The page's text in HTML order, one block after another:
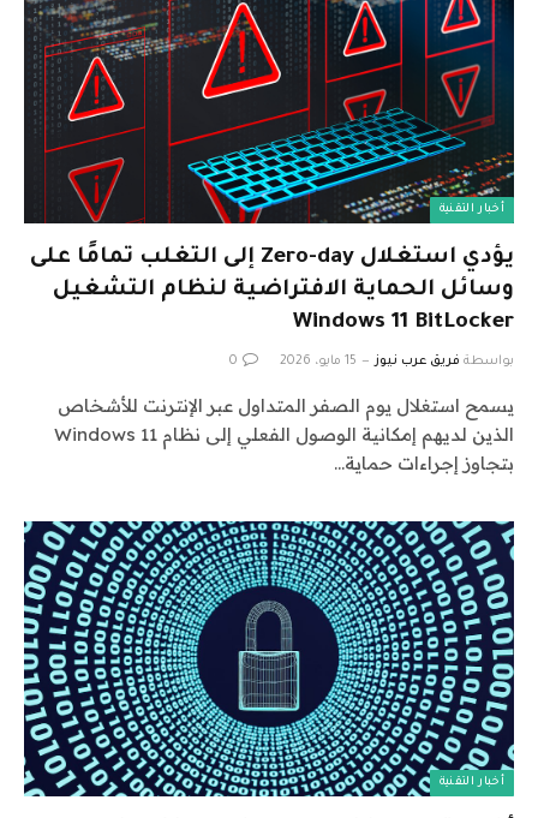
أخبار التقنية
يؤدي استغلال Zero-day إلى التغلب تمامًا على
وسائل الحماية الافتراضية لنظام التشغيل
Windows 11 BitLocker
بواسطة فريق عرب نيوز 15 مايو، 2026 0
يسمح استغلال يوم الصفر المتداول عبر الإنترنت للأشخاص
الذين لديهم إمكانية الوصول الفعلي إلى نظام Windows 11
بتجاوز إجراءات حماية…
أخبار التقنية